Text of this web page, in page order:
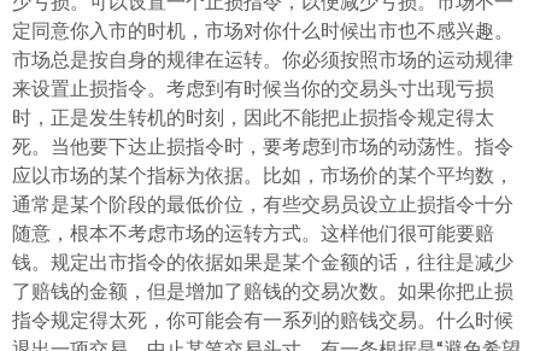
定同意你入市的时机，市场对你什么时候出市也不感兴趣。
市场总是按自身的规律在运转。你必须按照市场的运动规律
来设置止损指令。考虑到有时候当你的交易头寸出现亏损
时，正是发生转机的时刻，因此不能把止损指令规定得太
死。当他要下达止损指令时，要考虑到市场的动荡性。指令
应以市场的某个指标为依据。比如，市场价的某个平均数，
通常是某个阶段的最低价位，有些交易员设立止损指令十分
随意，根本不考虑市场的运转方式。这样他们很可能要赔
钱。规定出市指令的依据如果是某个金额的话，往往是减少
了赔钱的金额，但是增加了赔钱的交易次数。如果你把止损
指令规定得太死，你可能会有一系列的赔钱交易。什么时候